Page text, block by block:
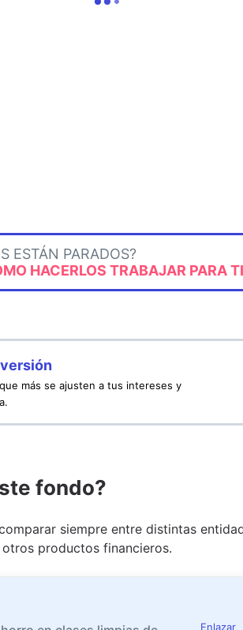
ESTÁN PARADOS?
HACERLOS TRABAJAR PARA
más se ajusten a tus intereses y
fondo?
siempre entre distintas
productos financieros.
Enlazar